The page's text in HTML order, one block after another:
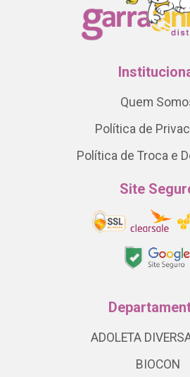
Quem
Política de
Política de Troca e
Site
ADOLETA
BIOCON